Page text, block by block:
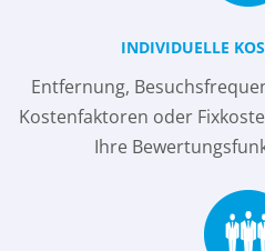
INDIVIDUELLE
Entfernung,
Kostenfaktoren oder
Ihre